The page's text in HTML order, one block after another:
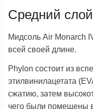
Средний слой
Мидсоль Air Monarch
всей своей длине.
Phylon состоит из
этилвинилацетата
сжатию, затем
чего были помещены